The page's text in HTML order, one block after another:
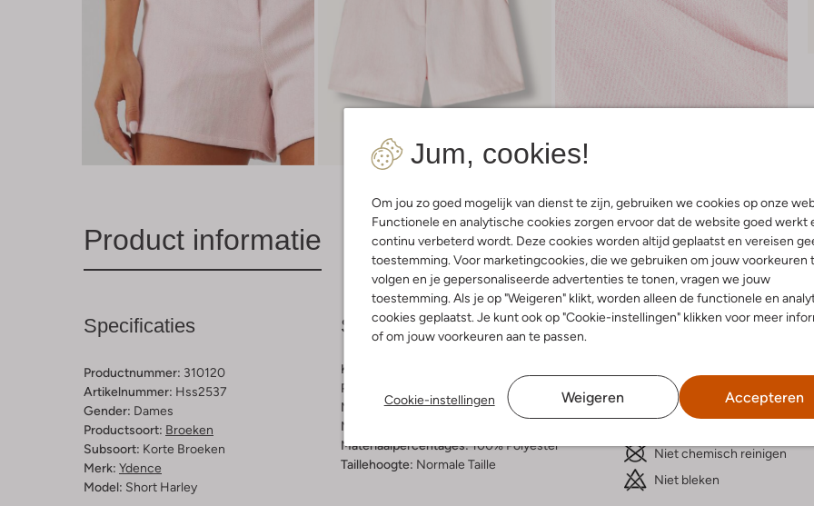
Jum, cookies!
Om jou zo goed mogelijk van dienst te zijn, gebruiken we cookies op onze
Functionele en analytische cookies zorgen ervoor dat de website goed werkt
continu verbeterd wordt. Deze cookies worden altijd geplaatst en vereisen
toestemming. Voor marketingcookies, die we gebruiken om jouw voorkeuren
volgen en je gepersonaliseerde advertenties te tonen, vragen we jouw
toestemming. Als je op "Weigeren" klikt, worden alleen de functionele en
cookies geplaatst. Je kunt ook op "Cookie-instellingen" klikken voor meer
of om jouw voorkeuren aan te passen.
Cookie-instellingen Weigeren Accepteren
Product informatie Bezorgen & retourneren
Specificaties
Productnummer: 310120
Artikelnummer: Hss2537
Gender: Dames
Productsoort: Broeken
Subsoort: Korte Broeken
Merk: Ydence
Model: Short Harley
Samenstelling & Pasvorm
Kleur:
Patroon:
Materiaal binnenkant:Polyester
Materiaal:
Materiaalpercentages:100% Polyester
Taillehoogte: Normale Taille
Wasvoorschriften
Normaal wassen op 30 °C
Strijken op maximaal 110 °C
Niet chemisch reinigen
Niet bleken